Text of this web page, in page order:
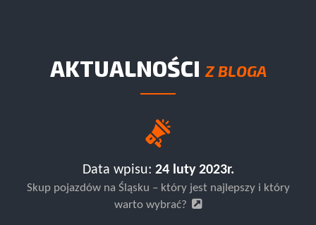
AKTUALNOŚCI Z BLOGA
Data wpisu: 24 luty 2023r.
Skup pojazdów na Śląsku – który jest najlepszy i który
warto wybrać?